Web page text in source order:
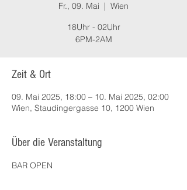
Fr., 09. Mai
  |
Wien
18Uhr - 02Uhr
6PM-2AM
Zeit & Ort
09. Mai 2025, 18:00 – 10. Mai 2025, 02:00
Wien, Staudingergasse 10, 1200 Wien
Über die Veranstaltung
BAR OPEN